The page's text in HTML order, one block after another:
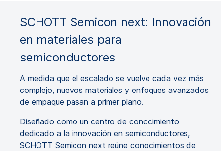
SCHOTT Semicon next: Innovación
en materiales para
semiconductores
A medida que el escalado se vuelve cada vez más
complejo, nuevos materiales y enfoques avanzados
de empaque pasan a primer plano.
Diseñado como un centro de conocimiento
dedicado a la innovación en semiconductores,
SCHOTT Semicon next reúne conocimientos de